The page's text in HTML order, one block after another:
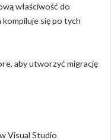
właściwość do
kompiluje się po tych
aby utworzyć migrację
w Visual Studio